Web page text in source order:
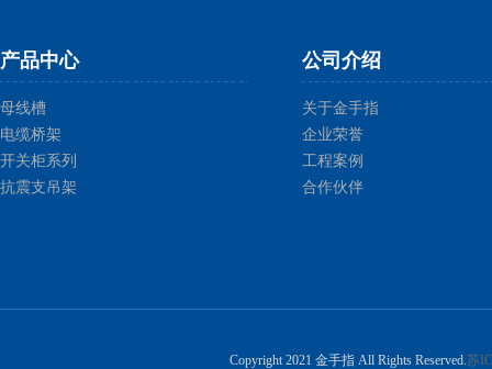
产品中心
母线槽
电缆桥架
开关柜系列
抗震支吊架
公司介绍
关于金手指
企业荣誉
工程案例
合作伙伴
Copyright 2021 金手指 All Rights Reserved.苏